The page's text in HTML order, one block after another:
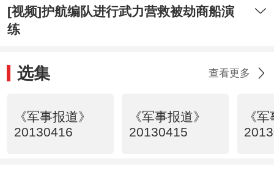
[视频]护航编队进行武力营救被劫商船演
练
选集 查看更多
《军事报道》
20130416
《军事报道》
20130415
《